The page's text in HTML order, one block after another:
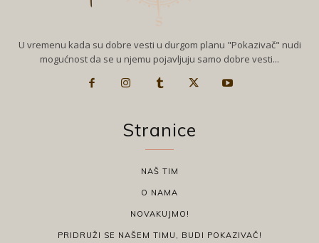
U vremenu kada su dobre vesti u durgom planu "Pokazivač" nudi
mogućnost da se u njemu pojavljuju samo dobre vesti...
Stranice
NAŠ TIM
O NAMA
NOVAKUJMO!
PRIDRUŽI SE NAŠEM TIMU, BUDI POKAZIVAČ!